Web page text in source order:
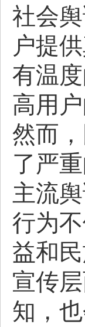
社会
户提
有温
高用
然而
了严
主流
行为
益和
宣传
知，